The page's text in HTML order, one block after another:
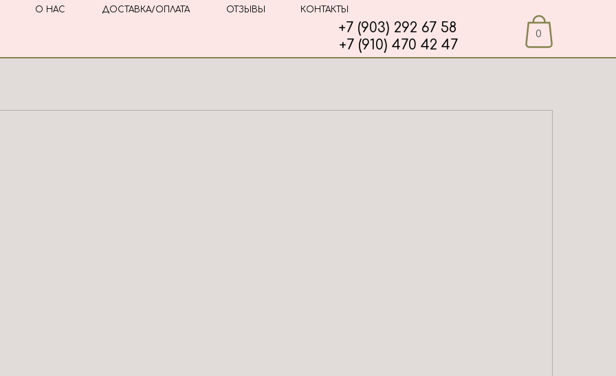
О НАС ДОСТАВКА/ОПЛАТА ОТЗЫВЫ КОНТАКТЫ
+7 (903) 292 67 58
+7 (910) 470 42 47
0